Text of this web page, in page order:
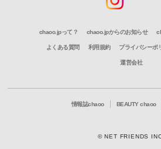
chaoo.jpって？ chaoo.jpからのお知らせ
よくある質問 利用規約 プライバシーポ
運営会社
情報誌chaoo BEAUTY chaoo
© NET FRIENDS